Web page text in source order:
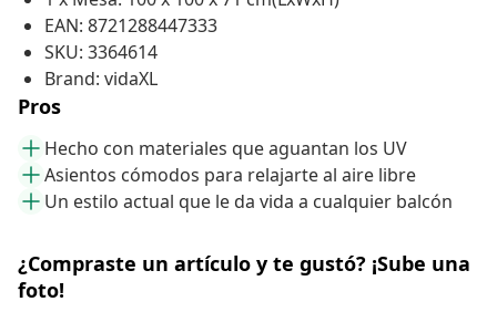
EAN: 8721288447333
SKU: 3364614
Brand: vidaXL
Pros
Hecho con materiales que aguantan los UV
Asientos cómodos para relajarte al aire libre
Un estilo actual que le da vida a cualquier balcón
¿Compraste un artículo y te gustó? ¡Sube una
foto!